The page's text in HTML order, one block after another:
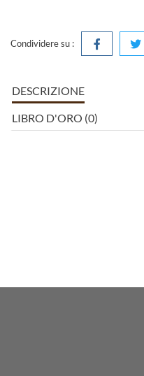
Condividere su :
DESCRIZIONE
LIBRO D'ORO (0)